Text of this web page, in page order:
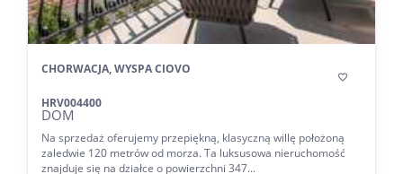
CHORWACJA, WYSPA CIOVO
HRV004400
DOM

Na sprzedaż oferujemy przepiękną, klasyczną willę położoną
zaledwie 120 metrów od morza. Ta luksusowa nieruchomość
znajduje się na działce o powierzchni 347...